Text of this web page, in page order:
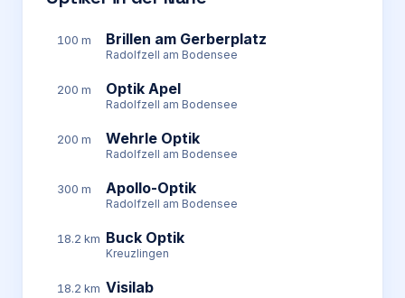
100 m Brillen am Gerberplatz
Radolfzell am Bodensee
200 m Optik Apel
Radolfzell am Bodensee
200 m Wehrle Optik
Radolfzell am Bodensee
300 m Apollo-Optik
Radolfzell am Bodensee
18.2 km Buck Optik
Kreuzlingen
18.2 km Visilab